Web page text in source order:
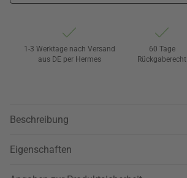
1-3 Werktage nach Versand
aus DE per Hermes
60 Tage
Rückgaberecht
Beschreibung
Eigenschaften